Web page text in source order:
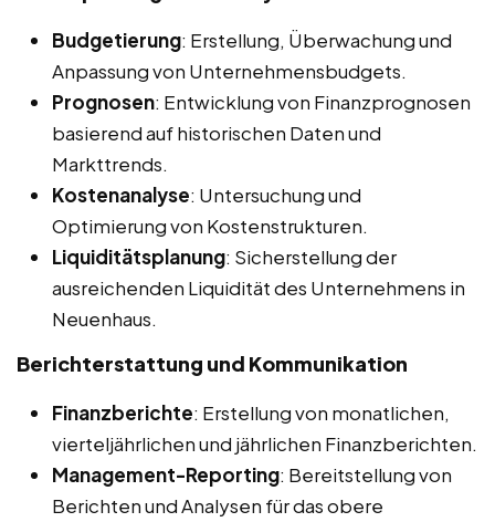
Budgetierung: Erstellung, Überwachung und
Anpassung von Unternehmensbudgets.
Prognosen: Entwicklung von Finanzprognosen
basierend auf historischen Daten und
Markttrends.
Kostenanalyse: Untersuchung und
Optimierung von Kostenstrukturen.
Liquiditätsplanung: Sicherstellung der
ausreichenden Liquidität des Unternehmens in
Neuenhaus.
Berichterstattung und Kommunikation
Finanzberichte: Erstellung von monatlichen,
vierteljährlichen und jährlichen Finanzberichten.
Management-Reporting: Bereitstellung von
Berichten und Analysen für das obere